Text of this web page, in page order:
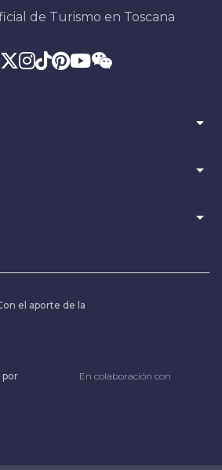
de Turismo en Toscana
arrow_drop_down
arrow_drop_down
arrow_drop_down
el aporte de la
por En colaboración con